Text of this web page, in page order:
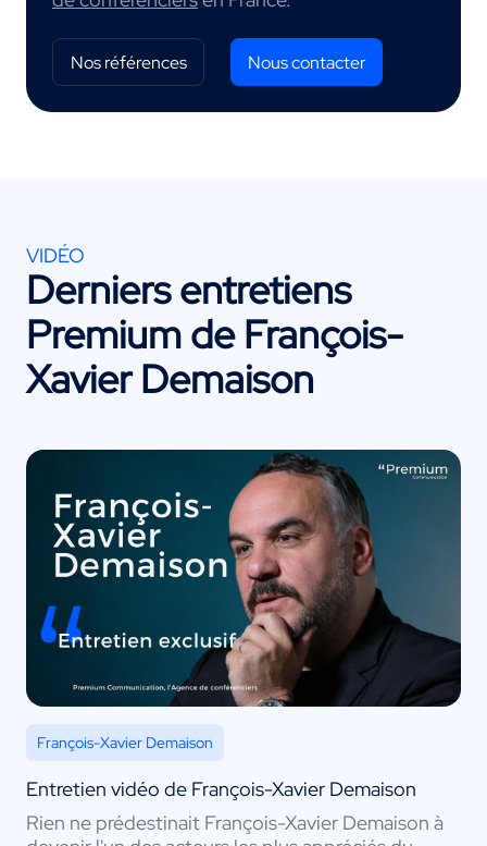
Nos références Nous contacter
VIDÉO
Derniers entretiens
Premium deFrançois-
Xavier Demaison
François-Xavier Demaison
Entretien vidéo de François-Xavier Demaison
Rien ne prédestinait François-Xavier Demaison à